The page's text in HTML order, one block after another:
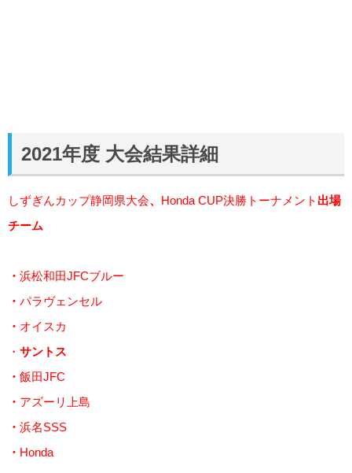
2021年度 大会結果詳細
しずぎんカップ静岡県大会、 Honda CUP決勝トーナメント 出場
チーム
・ 浜松和田JFCブルー
・ パラヴェンセル
・ オイスカ
・ サントス
・ 飯田JFC
・ アズーリ上島
・ 浜名SSS
・ Honda